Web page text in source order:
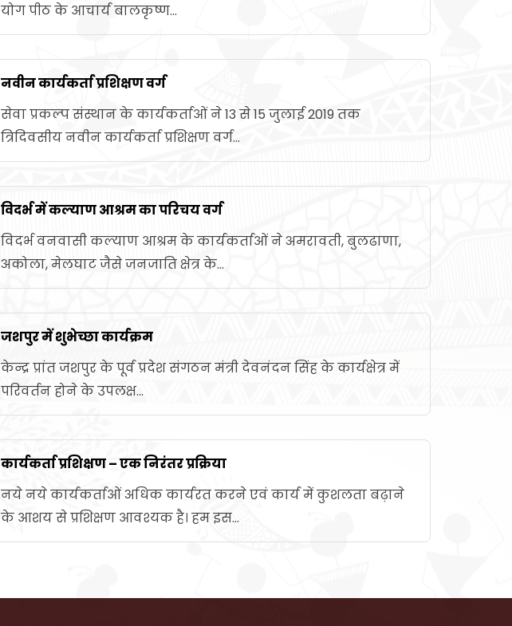
योग पीठ के आचार्य बालकृष्ण...
नवीन कार्यकर्ता प्रशिक्षण वर्ग
सेवा प्रकल्प संस्थान के कार्यकर्ताओं ने 13 से 15 जुलाई 2019 तक
त्रिदिवसीय नवीन कार्यकर्ता प्रशिक्षण वर्ग...
विदर्भ में कल्याण आश्रम का परिचय वर्ग
विदर्भ वनवासी कल्याण आश्रम के कार्यकर्ताओं ने अमरावती, बुलढाणा,
अकोला, मेलघाट जैसे जनजाति क्षेत्र के...
जशपुर में शुभेच्छा कार्यक्रम
केन्द्र प्रांत जशपुर के पूर्व प्रदेश संगठन मंत्री देवनंदन सिंह के कार्यक्षेत्र में
परिवर्तन होने के उपलक्ष...
कार्यकर्ता प्रशिक्षण – एक निरंतर प्रक्रिया
नये नये कार्यकर्ताओं अधिक कार्यरत करने एवं कार्य में कुशलता बढ़ाने
के आशय से प्रशिक्षण आवश्यक है। हम इस...